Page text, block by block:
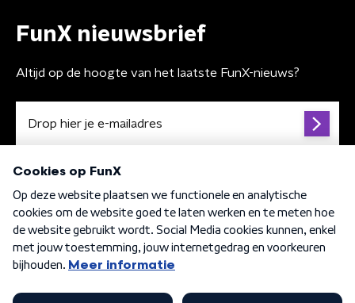
FunX nieuwsbrief
Altijd op de hoogte van het laatste FunX-nieuws?
Algemene voorwaarden Privacybeleid